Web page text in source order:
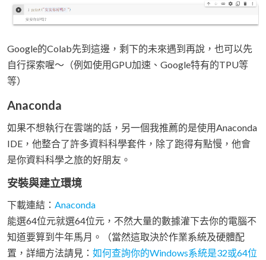
Google的Colab先到這邊，剩下的未來遇到再說，也可以先
自行探索喔～（例如使用GPU加速、Google特有的TPU等
等）
Anaconda
如果不想執行在雲端的話，另一個我推薦的是使用Anaconda
IDE，他整合了許多資料科學套件，除了跑得有點慢，他會
是你資料科學之旅的好朋友。
安裝與建立環境
下載連結： Anaconda
能選64位元就選64位元，不然大量的數據灌下去你的電腦不
知道要算到牛年馬月。（當然這取決於作業系統及硬體配
置，詳細方法請見： 如何查詢你的Windows系統是32或64位